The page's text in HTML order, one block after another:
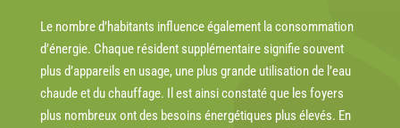
Le nombre d’habitants influence également la consommation
d’énergie. Chaque résident supplémentaire signifie souvent
plus d’appareils en usage, une plus grande utilisation de l’eau
chaude et du chauffage. Il est ainsi constaté que les foyers
plus nombreux ont des besoins énergétiques plus élevés. En